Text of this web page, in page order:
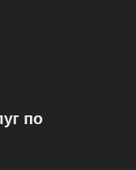
по